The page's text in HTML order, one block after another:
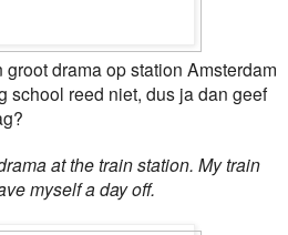
drama op station Amsterdam
school reed niet, dus ja dan geef
at the train station. My train
myself a day off.